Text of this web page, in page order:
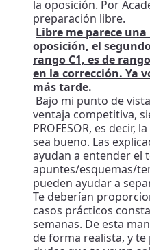
la oposición. Por
preparación libre.
Libre me parece
oposición, el
rango C1, es de
en la corrección. Ya
más tarde.
Bajo mi punto de
ventaja competitiva,
PROFESOR, es decir,
sea bueno. Las
ayudan a entender el
apuntes/esquemas/
pueden ayudar a
Te deberían
casos prácticos
semanas. De esta
de forma realista, y